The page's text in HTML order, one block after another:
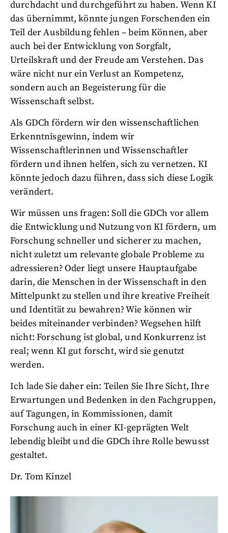
durchdacht und durchgeführt zu haben. Wenn KI
das übernimmt, könnte jungen Forschenden ein
Teil der Ausbildung fehlen – beim Können, aber
auch bei der Entwicklung von Sorgfalt,
Urteilskraft und der Freude am Verstehen. Das
wäre nicht nur ein Verlust an Kompetenz,
sondern auch an Begeisterung für die
Wissenschaft selbst.
Als GDCh fördern wir den wissenschaftlichen
Erkenntnisgewinn, indem wir
Wissenschaftlerinnen und Wissenschaftler
fördern und ihnen helfen, sich zu vernetzen. KI
könnte jedoch dazu führen, dass sich diese Logik
verändert.
Wir müssen uns fragen: Soll die GDCh vor allem
die Entwicklung und Nutzung von KI fördern, um
Forschung schneller und sicherer zu machen,
nicht zuletzt um relevante globale Probleme zu
adressieren? Oder liegt unsere Hauptaufgabe
darin, die Menschen in der Wissenschaft in den
Mittelpunkt zu stellen und ihre kreative Freiheit
und Identität zu bewahren? Wie können wir
beides miteinander verbinden? Wegsehen hilft
nicht: Forschung ist global, und Konkurrenz ist
real; wenn KI gut forscht, wird sie genutzt
werden.
Ich lade Sie daher ein: Teilen Sie Ihre Sicht, Ihre
Erwartungen und Bedenken in den Fachgruppen,
auf Tagungen, in Kommissionen, damit
Forschung auch in einer KI-geprägten Welt
lebendig bleibt und die GDCh ihre Rolle bewusst
gestaltet.
Dr. Tom Kinzel